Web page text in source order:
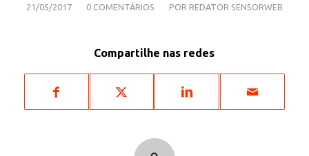
21/05/2017
/ 0 COMENTÁRIOS
/ POR REDATOR SENSORWEB
Compartilhe nas redes